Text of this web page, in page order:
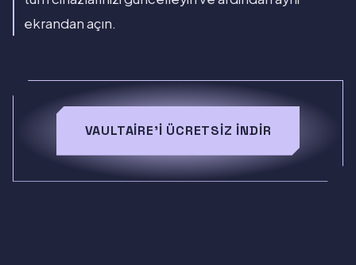
ekrandan açın.
VAULTAIRE'I ÜCRETSIZ İNDIR